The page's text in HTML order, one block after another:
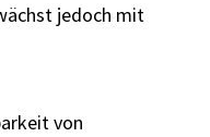
jedoch mit
von